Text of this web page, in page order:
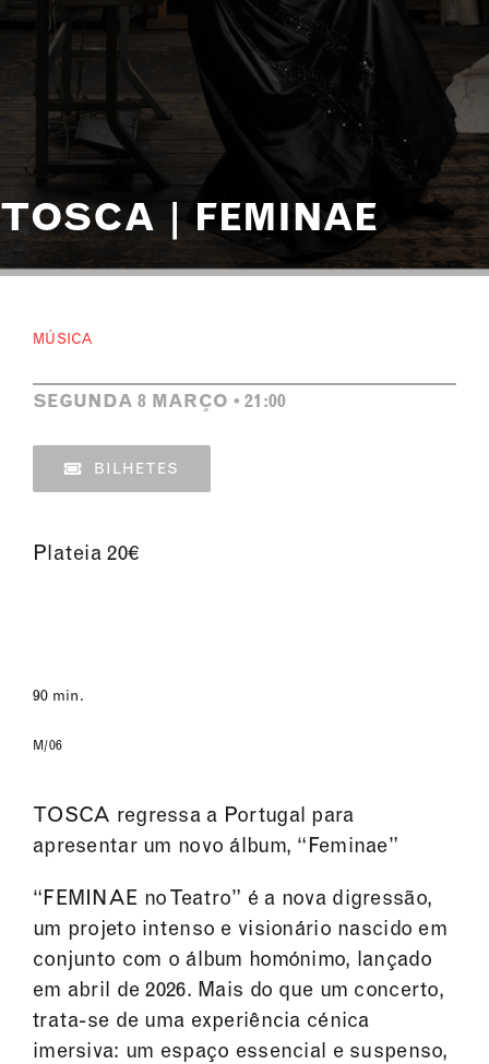
TOSCA | FEMINAE
MÚSICA
SEGUNDA 8 MARÇO • 21:00
BILHETES
Plateia 20€
90 min.
M/06
TOSCA regressa a Portugal para
apresentar um novo álbum, “Feminae”
“FEMINAE no Teatro” é a nova digressão,
um projeto intenso e visionário nascido em
conjunto com o álbum homónimo, lançado
em abril de 2026. Mais do que um concerto,
trata-se de uma experiência cénica
imersiva: um espaço essencial e suspenso,